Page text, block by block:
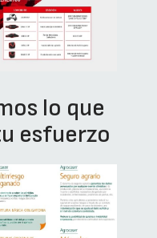
lo que
esfuerzo